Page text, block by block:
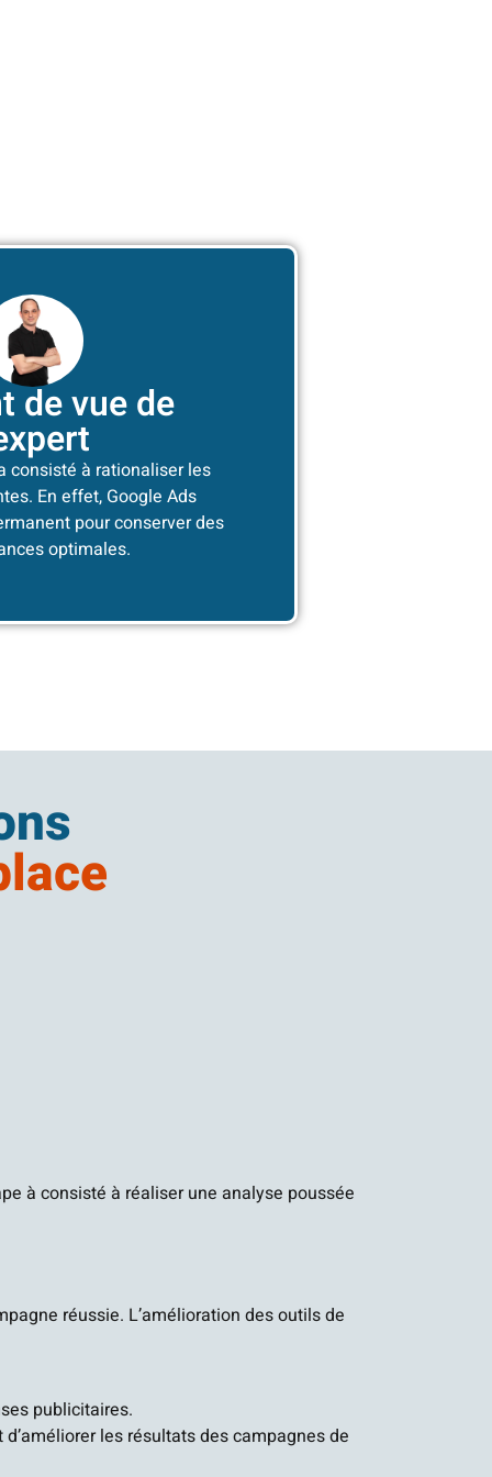
de vue de
consisté à rationaliser les
En effet, Google Ads
pour conserver des
optimales.
à consisté à réaliser une analyse poussée
réussie. L’amélioration des outils de
publicitaires.
les résultats des campagnes de